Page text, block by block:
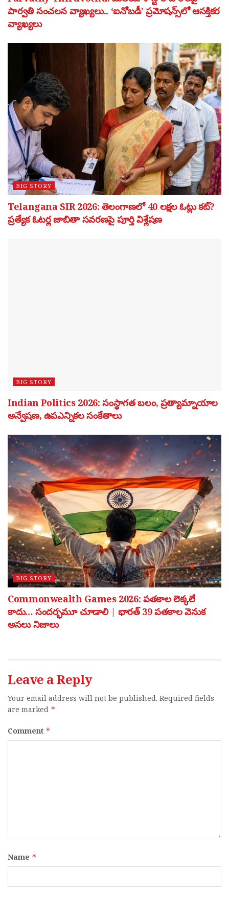
పార్వతి సంచలన వ్యాఖ్యలు.. ‘ఐనోబడీ’ ప్రమోషన్స్‌లో ఆసక్తికర
వ్యాఖ్యలు
BIG STORY
Telangana SIR 2026: తెలంగాణలో 40 లక్షల ఓట్లు కట్?
ప్రత్యేక ఓటర్ల జాబితా సవరణపై పూర్తి విశ్లేషణ
BIG STORY
Indian Politics 2026: సంస్థాగత బలం, ప్రత్యామ్నాయాల
అన్వేషణ, ఉపఎన్నికల సంకేతాలు
BIG STORY
Commonwealth Games 2026: పతకాల లెక్కలే
కాదు… సందర్భమూ చూడాలి | భారత్ 39 పతకాల వెనుక
అసలు నిజాలు
Leave a Reply
Your email address will not be published. Required fields
are marked *
Comment *
Name *